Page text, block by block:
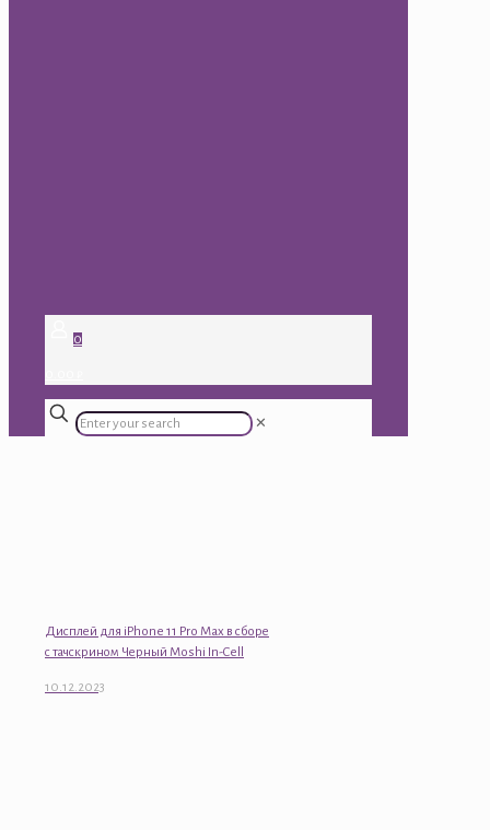
0
✕
Дисплей для iPhone 11 Pro Max в сборе
с тачскрином Черный Moshi In-Cell
10.12.2023